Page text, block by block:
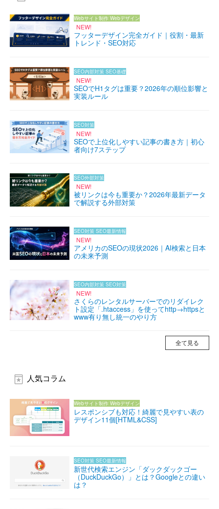
Webサイト制作 Webデザイン
NEW!
フッターデザイン完全ガイド｜役割・最新
トレンド・SEO対応
SEO内部対策 SEO基礎
NEW!
SEOでH1タグは重要？2026年の順位影響と
実装ルール
SEO対策
NEW!
SEOで上位化しやすい記事の書き方｜初心
者向け7ステップ
SEO外部対策
NEW!
被リンクは今も重要か？2026年最新データ
で解説する外部対策
SEO対策 SEO最新情報
NEW!
アメリカのSEOの現状2026｜AI検索と日本
の未来予測
SEO内部対策 SEO対策
NEW!
さくらのレンタルサーバーでのリダイレク
ト設定「.htaccess」を使ってhttp→httpsと
www有り無し統一のやり方
全て見る
人気コラム
Webサイト制作 Webデザイン
レスポンシブも対応！綺麗で見やすい表の
デザイン11個[HTML&CSS]
SEO対策 SEO最新情報
新世代検索エンジン「ダックダックゴー
（DuckDuckGo）」とは？Googleとの違い
は？